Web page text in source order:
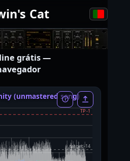
Cat
grátis —
(unmastered song)